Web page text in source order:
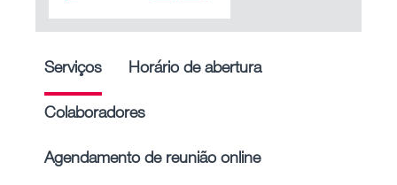
Serviços Horário de abertura
Colaboradores
Agendamento de reunião online